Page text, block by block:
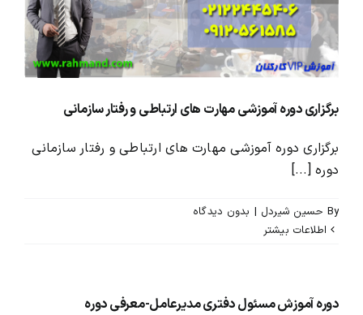
محصولات و بسته های آموزشیVIP
درباره ما و تماس با ما
برگزاری دوره آموزشی مهارت های ارتباطی و رفتار سازمانی
برگزاری دوره آموزشی مهارت های ارتباطی و رفتار سازمانی
دوره [...]
By حسین شیردل | بدون ديدگاه
اطلاعات بیشتر
دوره آموزش مسئول دفتری مدیرعامل-معرفی دوره